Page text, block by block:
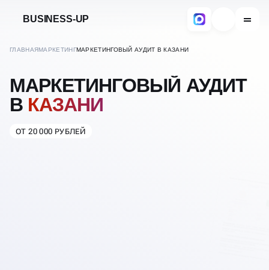
BUSINESS-UP
ГЛАВНАЯМАРКЕТИНГМАРКЕТИНГОВЫЙ АУДИТ В КАЗАНИ
МАРКЕТИНГОВЫЙ АУДИТ
В КАЗАНИ
ОТ 20 000 РУБЛЕЙ